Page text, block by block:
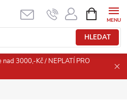
HLEDAT
NÁKUPNÍ
KOŠÍK
3000,-Kč / NEPLATÍ PRO